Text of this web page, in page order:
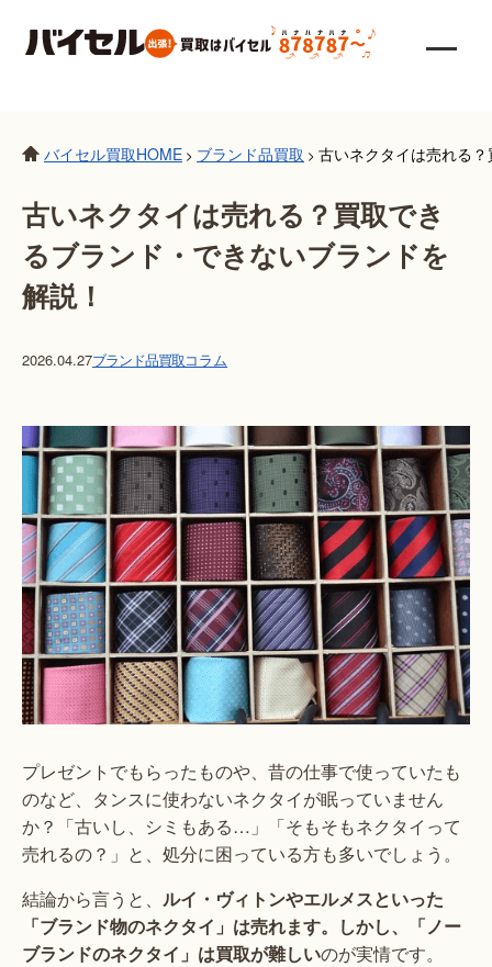
バイセル買取HOME > ブランド品買取 > 古いネクタイは売れる
古いネクタイは売れる？買取でき
るブランド・できないブランドを
解説！
2026.04.27ブランド品買取コラム
プレゼントでもらったものや、昔の仕事で使っていたも
のなど、タンスに使わないネクタイが眠っていません
か？「古いし、シミもある…」「そもそもネクタイって
売れるの？」と、処分に困っている方も多いでしょう。
結論から言うと、 ルイ・ヴィトンやエルメスといった
「ブランド物のネクタイ」は売れます。しかし、「ノー
ブランドのネクタイ」は買取が難しいのが実情です。